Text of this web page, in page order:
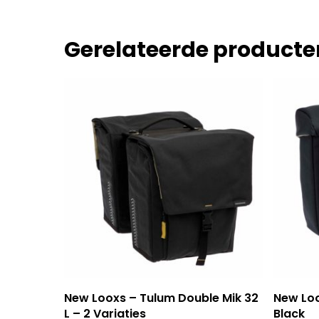
Gerelateerde
Opties Selecteren
product
New Looxs – Tulum Double Mik 32
L – 2 Variaties
New
Black